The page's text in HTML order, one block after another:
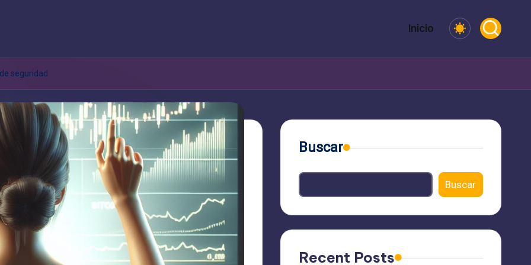
Inicio
seguridad
Buscar
Buscar
Recent Posts